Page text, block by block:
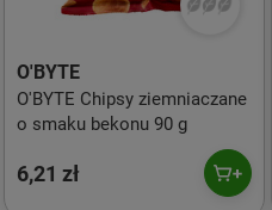
O'BYTE
O'BYTE Chipsy ziemniaczane
o smaku bekonu 90 g
6,21 zł